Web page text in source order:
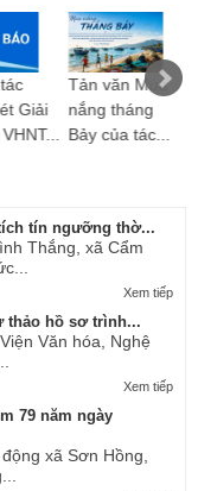
Giải
Tản văn Mùa
nắng tháng
Bảy của tác...
tín ngưỡng thờ...
Thắng, xã Cẩm
Xem tiếp
thảo hồ sơ trình...
Văn hóa, Nghệ
Xem tiếp
79 năm ngày
xã Sơn Hồng,